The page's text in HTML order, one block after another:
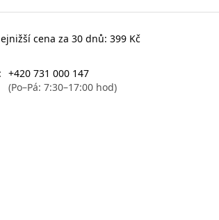
cena za 30 dnů: 399 Kč
+420 731 000 147
(Po–Pá: 7:30–17:00 hod)